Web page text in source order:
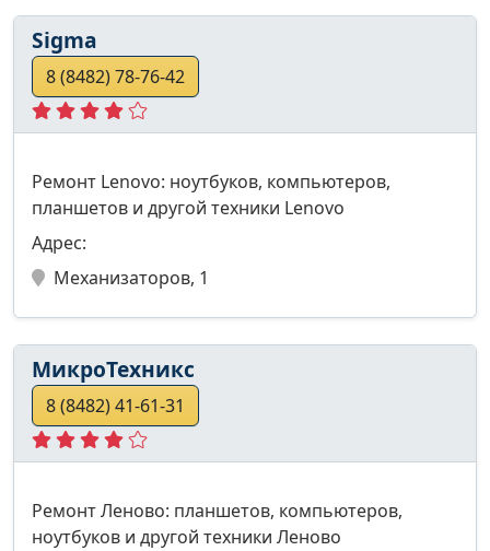
Sigma
8 (8482) 78-76-42
Ремонт Lenovo: ноутбуков, компьютеров,
планшетов и другой техники Lenovo
Адрес:
Механизаторов, 1
МикроТехникс
8 (8482) 41-61-31
Ремонт Леново: планшетов, компьютеров,
ноутбуков и другой техники Леново